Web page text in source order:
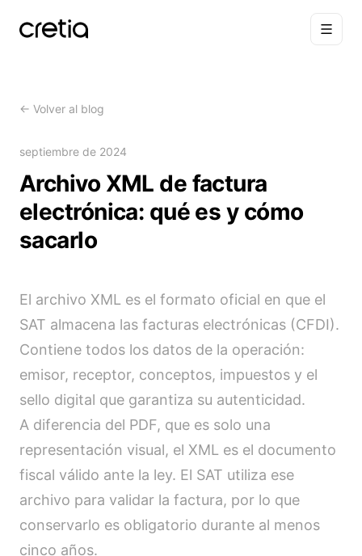
← Volver al blog
septiembre de 2024
Archivo XML de factura
electrónica: qué es y cómo
sacarlo
El archivo XML es el formato oficial en que el
SAT almacena las facturas electrónicas (CFDI).
Contiene todos los datos de la operación:
emisor, receptor, conceptos, impuestos y el
sello digital que garantiza su autenticidad.
A diferencia del PDF, que es solo una
representación visual, el XML es el documento
fiscal válido ante la ley. El SAT utiliza ese
archivo para validar la factura, por lo que
conservarlo es obligatorio durante al menos
cinco años.